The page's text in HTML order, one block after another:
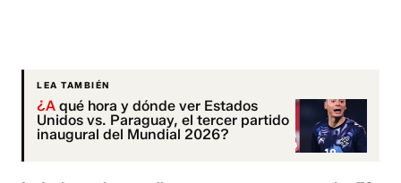
LEA TAMBIÉN
¿A qué hora y dónde ver Estados
Unidos vs. Paraguay, el tercer partido
inaugural del Mundial 2026?